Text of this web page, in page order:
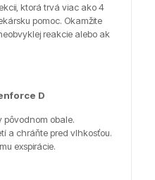
ktorá trvá viac ako 4
pomoc. Okamžite
reakcie alebo ak
D
pôvodnom obale.
a chráňte pred vlhkosťou.
exspirácie.